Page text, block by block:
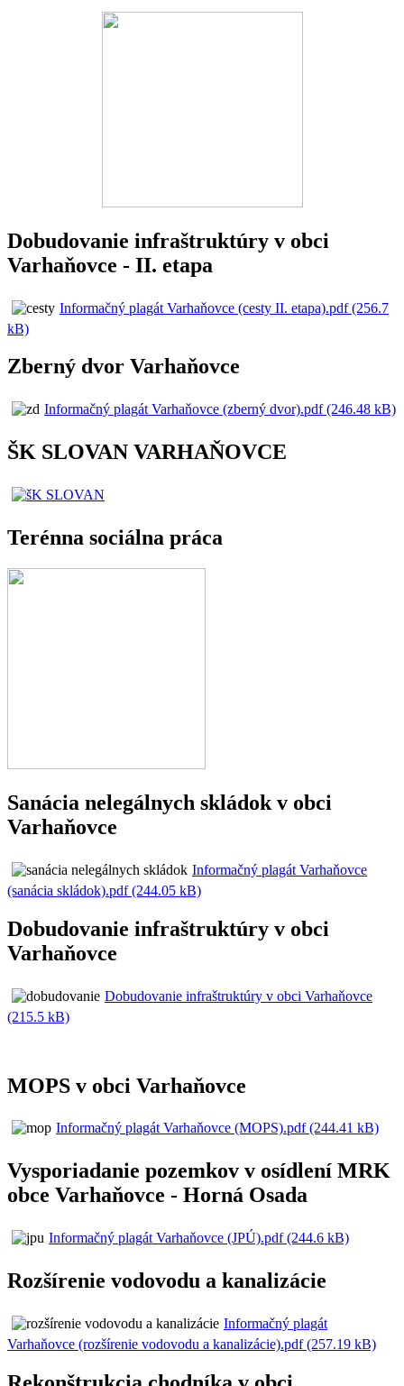
Dobudovanie infraštruktúry v obci
Varhaňovce - II. etapa
Informačný plagát Varhaňovce (cesty II. etapa).pdf (256.7
kB)
Zberný dvor Varhaňovce
Informačný plagát Varhaňovce (zberný dvor).pdf (246.48 kB)
ŠK SLOVAN VARHAŇOVCE
Terénna sociálna práca
Sanácia nelegálnych skládok v obci
Varhaňovce
Informačný plagát Varhaňovce
(sanácia skládok).pdf (244.05 kB)
Dobudovanie infraštruktúry v obci
Varhaňovce
Dobudovanie infraštruktúry v obci Varhaňovce
(215.5 kB)
MOPS v obci Varhaňovce
Informačný plagát Varhaňovce (MOPS).pdf (244.41 kB)
Vysporiadanie pozemkov v osídlení MRK
obce Varhaňovce - Horná Osada
Informačný plagát Varhaňovce (JPÚ).pdf (244.6 kB)
Rozšírenie vodovodu a kanalizácie
Informačný plagát
Varhaňovce (rozšírenie vodovodu a kanalizácie).pdf (257.19 kB)